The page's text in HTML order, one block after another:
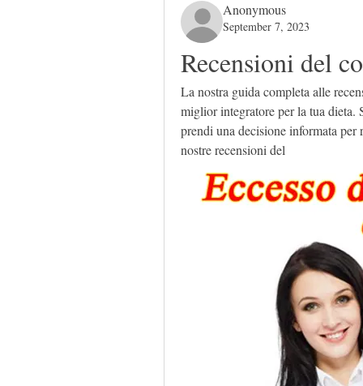
Anonymous
September 7, 2023
Recensioni del
La nostra guida completa alle
miglior integratore per la tua
prendi una decisione informata
nostre recensioni del